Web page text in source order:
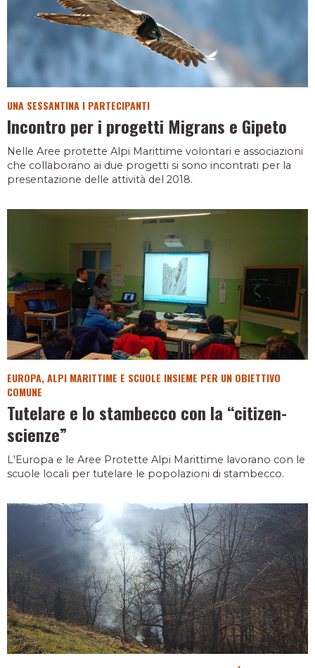
UNA SESSANTINA I PARTECIPANTI
Incontro per i progetti Migrans e Gipeto
Nelle Aree protette Alpi Marittime volontari e associazioni
che collaborano ai due progetti si sono incontrati per la
presentazione delle attività del 2018.
EUROPA, ALPI MARITTIME E SCUOLE INSIEME PER UN OBIETTIVO
COMUNE
Tutelare e lo stambecco con la “citizen-
scienze”
L'Europa e le Aree Protette Alpi Marittime lavorano con le
scuole locali per tutelare le popolazioni di stambecco.